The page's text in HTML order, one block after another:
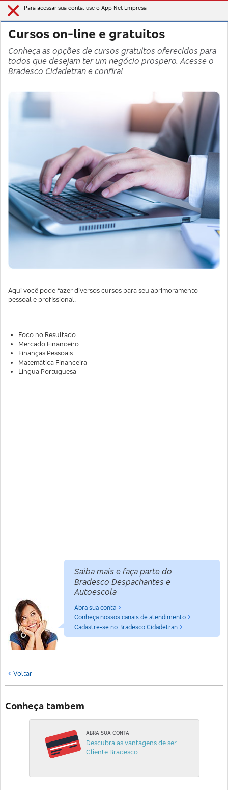
Para acessar sua conta, use o App Net Empresa
Cursos on-line e gratuitos
Conheça as opções de cursos gratuitos oferecidos para
todos que desejam ter um negócio prospero. Acesse o
Bradesco Cidadetran e confira!
Aqui você pode fazer diversos cursos para seu aprimoramento
pessoal e profissional.
Foco no Resultado
Mercado Financeiro
Finanças Pessoais
Matemática Financeira
Língua Portuguesa
Saiba mais e faça parte do
Bradesco Despachantes e
Autoescola
Abra sua conta
Conheça nossos canais de atendimento
Cadastre-se no Bradesco Cidadetran
Voltar
Conheça tambem
ABRA SUA CONTA
Descubra as vantagens de ser
Cliente Bradesco